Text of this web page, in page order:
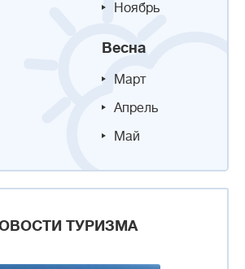
Ноябрь
Весна
Март
Апрель
Май
ТУРИЗМА